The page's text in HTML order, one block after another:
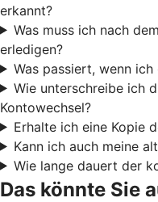
erkannt?
Was muss ich nach
erledigen?
Was passiert, wenn
Wie unterschreibe ich
Kontowechsel?
Erhalte ich eine Kopie
Kann ich auch meine
Wie lange dauert der
Das könnte Sie